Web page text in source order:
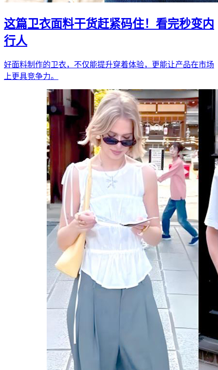
这篇卫衣面料干货赶紧码住！看完秒变内
行人
好面料制作的卫衣，不仅能提升穿着体验，更能让产品在市场
上更具竞争力。